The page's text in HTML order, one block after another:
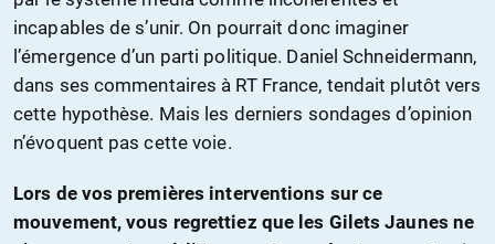
incapables de s’unir. On pourrait donc imaginer
l’émergence d’un parti politique. Daniel Schneidermann,
dans ses commentaires à RT France, tendait plutôt vers
cette hypothèse. Mais les derniers sondages d’opinion
n’évoquent pas cette voie.
Lors de vos premières interventions sur ce
mouvement, vous regrettiez que les Gilets Jaunes ne